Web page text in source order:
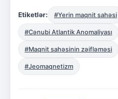
Etiketlər: #Yerin maqnit sahəsi
#Cənubi Atlantik Anomaliyası
#Maqnit sahəsinin zəifləməsi
#Jeomaqnetizm